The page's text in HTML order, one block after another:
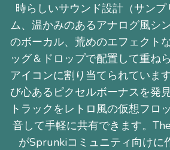
時らしいサウンド設計（サンプ
ム、温かみのあるアナログ風シ
のボーカル、荒めのエフェクト
ッグ＆ドロップで配置して重ね
アイコンに割り当てられていま
び心あるピクセルボーナスを発
トラックをレトロ風の仮想フロ
音して手軽に共有できます。
がSprunkiコミュニティ向けに